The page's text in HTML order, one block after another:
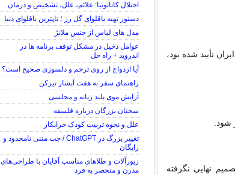
تأیید شده بود،
شود.
نهایی نگرفته
اختلال کاتاتونیا: علائم، علل، تشخیص و درمان
دستور تهیه باقلوای گل رز ؛ تاپترین باقلوای دنیا
مدل های لباس از جنس ملانژ
عوامل دخیل در مشکل توقف برنامه ها در
اندروید + راه حل
آیا ازدواج از روی ترحم و دلسوزی صحیح است؟
راهنمای سفر به هفت آبشار تیرکن
آرایش موی بلند زنانه و مجلسی
سخنان بزرگان درباره فلسفه
علل و نحوه تربیت کودک خرابکار
تغییر بزرگ در ChatGPT / چت متنی نامحدود و
رایگان
زیورآلات و طلاهای مناسب آقایان با طراحی‌های
مدرن و منحصر به فرد